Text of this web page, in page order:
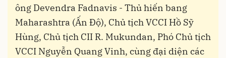
ông Devendra Fadnavis - Thủ hiến bang
Maharashtra (Ấn Độ), Chủ tịch VCCI Hồ Sỹ
Hùng, Chủ tịch CII R. Mukundan, Phó Chủ tịch
VCCI Nguyễn Quang Vinh, cùng đại diện các